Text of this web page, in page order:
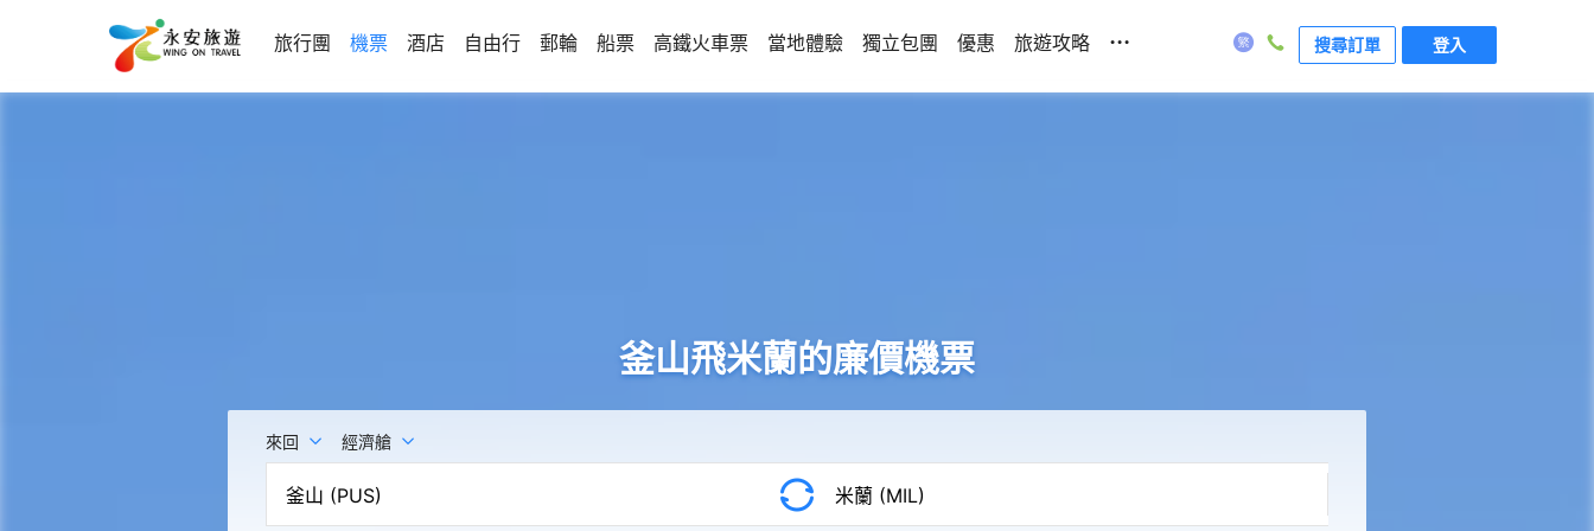
旅行團 機票 酒店 自由行 郵輪 船票 高鐵火車票 當地體驗 獨立包團 優惠 旅遊攻略 ... 搜尋訂單 登入
釜山飛米蘭的廉價機票
來回 經濟艙